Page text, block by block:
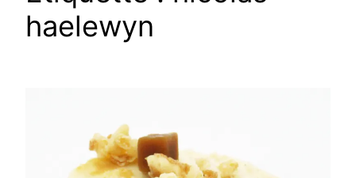
haelewyn